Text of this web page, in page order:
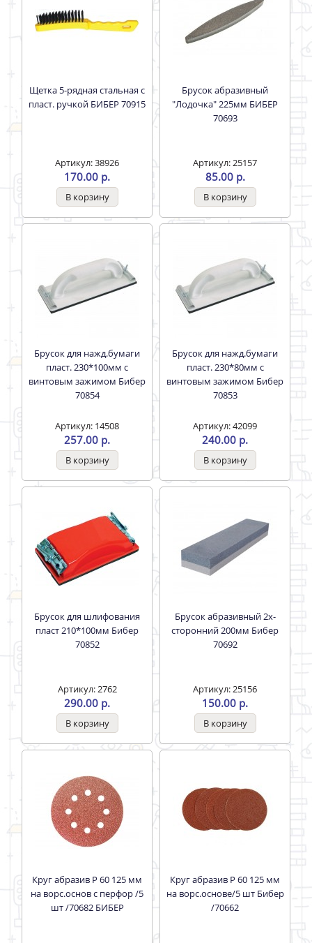
Щетка 5-рядная стальная с
пласт. ручкой БИБЕР 70915
Артикул: 38926
170.00 р.
Брусок абразивный
"Лодочка" 225мм БИБЕР
70693
Артикул: 25157
85.00 р.
Брусок для нажд.бумаги
пласт. 230*100мм с
винтовым зажимом Бибер
70854
Артикул: 14508
257.00 р.
Брусок для нажд.бумаги
пласт. 230*80мм с
винтовым зажимом Бибер
70853
Артикул: 42099
240.00 р.
Брусок для шлифования
пласт 210*100мм Бибер
70852
Артикул: 2762
290.00 р.
Брусок абразивный 2х-
сторонний 200мм Бибер
70692
Артикул: 25156
150.00 р.
Круг абразив Р 60 125 мм
на ворс.основ с перфор /5
шт /70682 БИБЕР
Круг абразив Р 60 125 мм
на ворс.основе/5 шт Бибер
/70662